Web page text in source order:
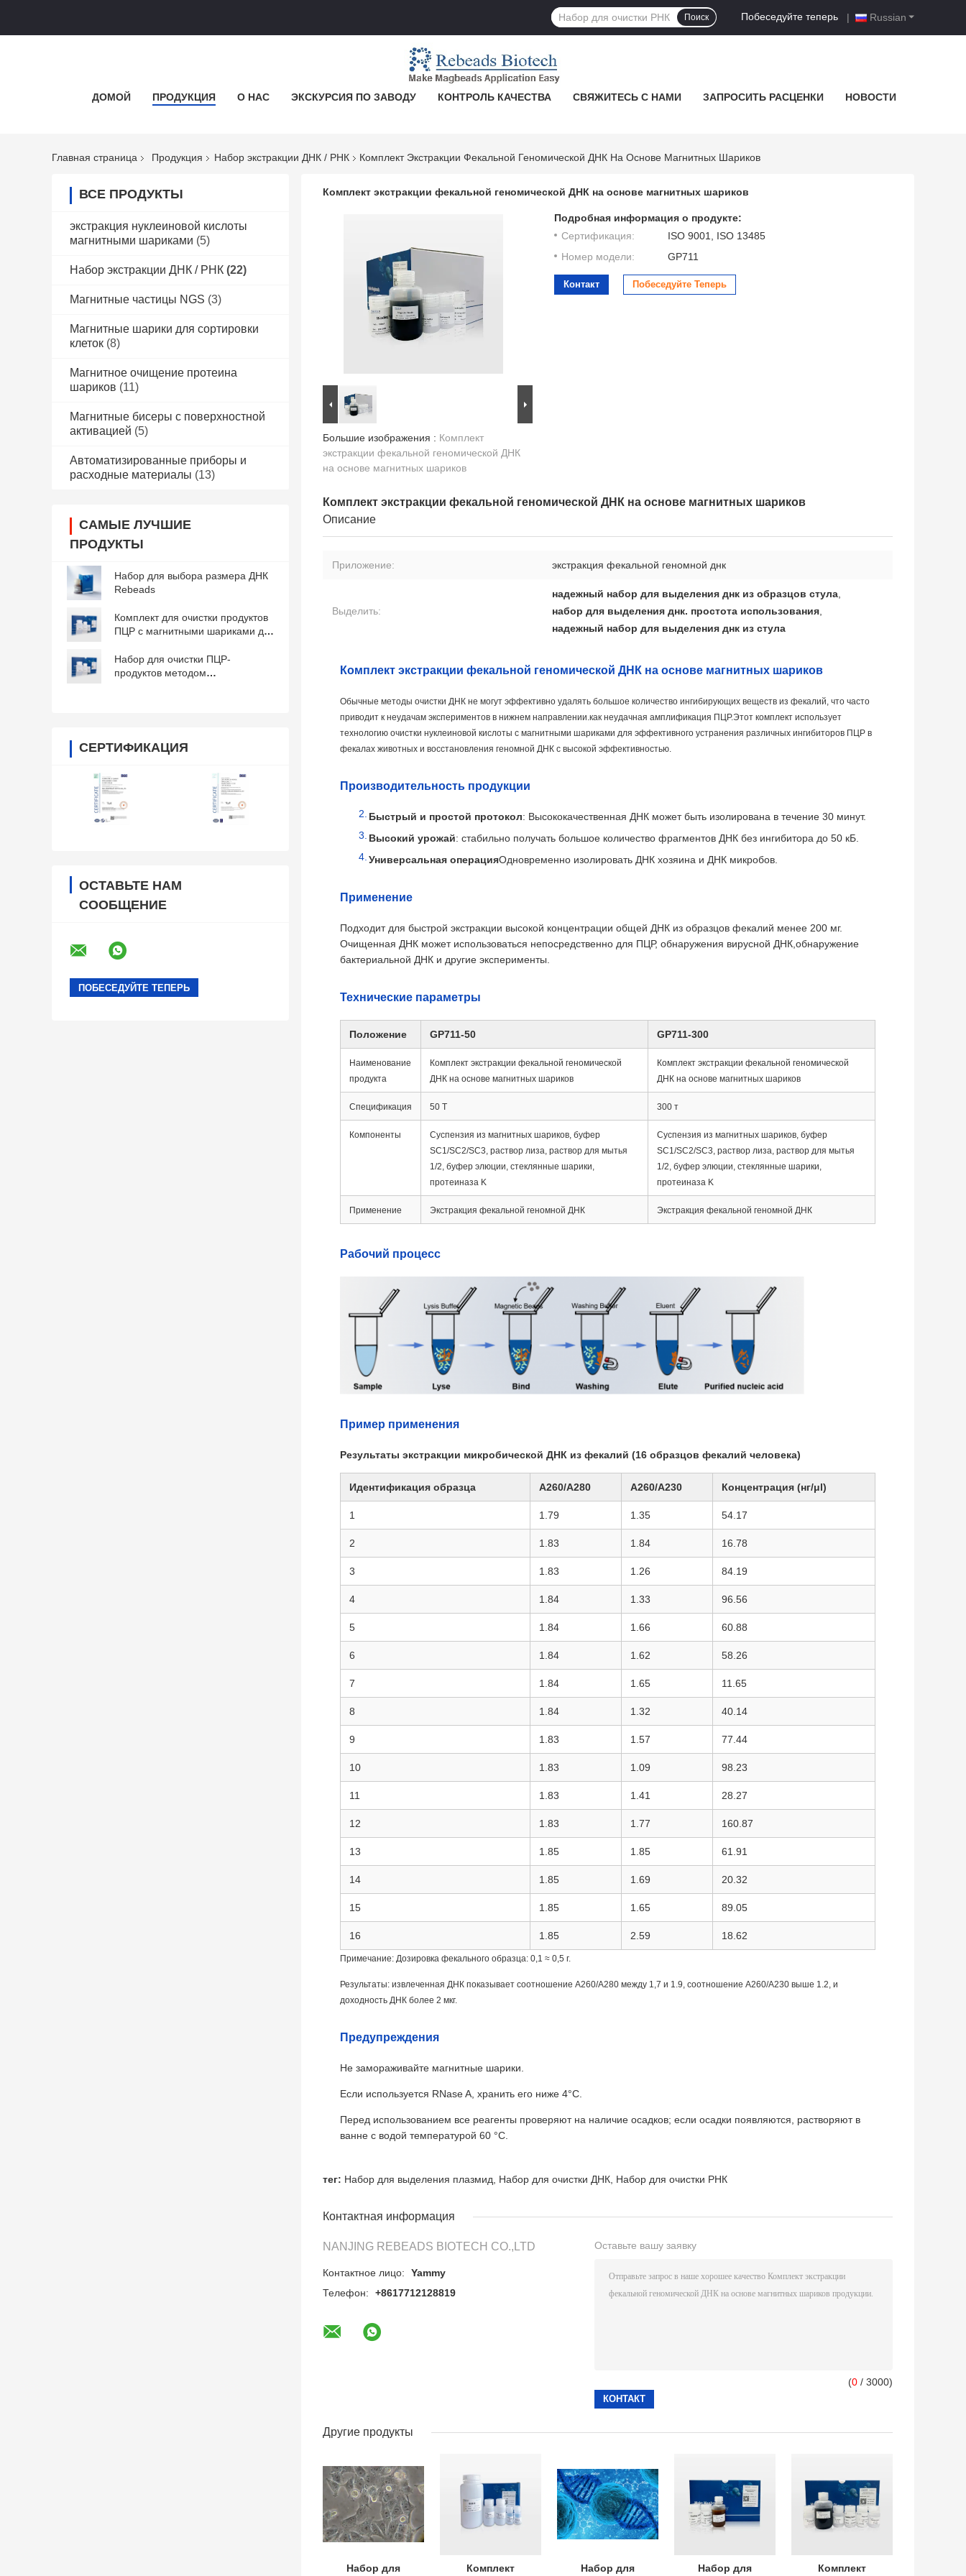
Russian
Побеседуйте теперь |
Поиск
ДОМОЙ ПРОДУКЦИЯ О НАС ЭКСКУРСИЯ ПО ЗАВОДУ КОНТРОЛЬ КАЧЕСТВА СВЯЖИТЕСЬ С НАМИ ЗАПРОСИТЬ РАСЦЕНКИ НОВОСТИ
Главная страница Продукция Набор экстракции ДНК / РНК Комплект Экстракции Фекальной Геномической ДНК На Основе Магнитных Шариков
ВСЕ ПРОДУКТЫ
экстракция нуклеиновой кислоты
магнитными шариками (5)
Набор экстракции ДНК / РНК (22)
Магнитные частицы NGS (3)
Магнитные шарики для сортировки
клеток (8)
Магнитное очищение протеина
шариков (11)
Магнитные бисеры с поверхностной
активацией (5)
Автоматизированные приборы и
расходные материалы (13)
САМЫЕ ЛУЧШИЕ
ПРОДУКТЫ
Набор для выбора размера ДНК
Rebeads
Комплект для очистки продуктов
ПЦР с магнитными шариками для
сангера
Набор для очистки ПЦР-
продуктов методом
СЕРТИФИКАЦИЯ
ОСТАВЬТЕ НАМ
СООБЩЕНИЕ
Комплект экстракции фекальной геномической ДНК на основе магнитных шариков
Большие изображения : Комплект
экстракции фекальной геномической ДНК
на основе магнитных шариков
Подробная информация о продукте:
Сертификация:
ISO 9001, ISO 13485
Номер модели:
GP711
Контакт Побеседуйте Теперь
Комплект экстракции фекальной геномической ДНК на основе магнитных шариков
Описание
Приложение: экстракция фекальной геномной днк
Выделить:
надежный набор для выделения днк из образцов стула,
набор для выделения днк. простота использования,
надежный набор для выделения днк из стула
Комплект экстракции фекальной геномической ДНК на основе магнитных шариков
Обычные методы очистки ДНК не могут эффективно удалять большое количество ингибирующих веществ из фекалий, что часто
приводит к неудачам экспериментов в нижнем направлении.как неудачная амплификация ПЦР.Этот комплект использует
технологию очистки нуклеиновой кислоты с магнитными шариками для эффективного устранения различных ингибиторов ПЦР в
фекалах животных и восстановления геномной ДНК с высокой эффективностью.
Производительность продукции
Быстрый и простой протокол: Высококачественная ДНК может быть изолирована в течение 30 минут.
Высокий урожай: стабильно получать большое количество фрагментов ДНК без ингибитора до 50 кБ.
Универсальная операцияОдновременно изолировать ДНК хозяина и ДНК микробов.
Применение
Подходит для быстрой экстракции высокой концентрации общей ДНК из образцов фекалий менее 200 мг.
Очищенная ДНК может использоваться непосредственно для ПЦР, обнаружения вирусной ДНК,обнаружение
бактериальной ДНК и другие эксперименты.
Технические параметры
Положение GP711-50 GP711-300
Наименование
продукта
Комплект экстракции фекальной геномической
ДНК на основе магнитных шариков
Комплект экстракции фекальной геномической
ДНК на основе магнитных шариков
Спецификация 50 Т 300 т
Компоненты
Суспензия из магнитных шариков, буфер
SC1/SC2/SC3, раствор лиза, раствор для мытья
1/2, буфер элюции, стеклянные шарики,
протеиназа K
Суспензия из магнитных шариков, буфер
SC1/SC2/SC3, раствор лиза, раствор для мытья
1/2, буфер элюции, стеклянные шарики,
протеиназа K
Применение Экстракция фекальной геномной ДНК Экстракция фекальной геномной ДНК
Рабочий процесс
Пример применения
Результаты экстракции микробической ДНК из фекалий (16 образцов фекалий человека)
Идентификация образца A260/A280 A260/A230 Концентрация (нг/μl)
1 1.79 1.35 54.17
2 1.83 1.84 16.78
3 1.83 1.26 84.19
4 1.84 1.33 96.56
5 1.84 1.66 60.88
6 1.84 1.62 58.26
7 1.84 1.65 11.65
8 1.84 1.32 40.14
9 1.83 1.57 77.44
10 1.83 1.09 98.23
11 1.83 1.41 28.27
12 1.83 1.77 160.87
13 1.85 1.85 61.91
14 1.85 1.69 20.32
15 1.85 1.65 89.05
16 1.85 2.59 18.62
Примечание: Дозировка фекального образца: 0,1 ≈ 0,5 г.
Результаты: извлеченная ДНК показывает соотношение A260/A280 между 1,7 и 1.9, соотношение A260/A230 выше 1.2, и
доходность ДНК более 2 мкг.
Предупреждения
Не замораживайте магнитные шарики.
Если используется RNase A, хранить его ниже 4°C.
Перед использованием все реагенты проверяют на наличие осадков; если осадки появляются, растворяют в
ванне с водой температурой 60 °C.
тег: Набор для выделения плазмид Набор для очистки ДНК Набор для очистки РНК
Контактная информация
NANJING REBEADS BIOTECH CO.,LTD
Контактное лицо:
Yammy
Телефон:
+8617712128819
Оставьте вашу заявку
(0 / 3000)
Другие продукты
Набор для Комплект Набор для Набор для Комплект